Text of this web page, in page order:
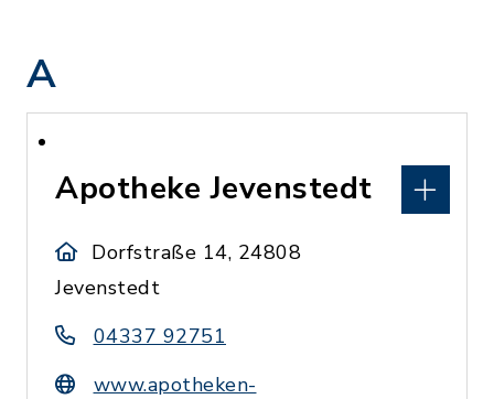
A
Apotheke Jevenstedt
Dorfstraße 14, 24808
Jevenstedt
04337 92751
www.apotheken-